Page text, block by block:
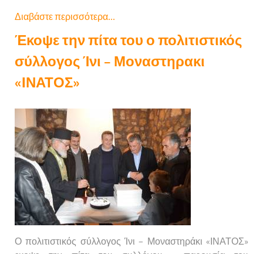
Διαβάστε περισσότερα...
Έκοψε την πίτα του ο πολιτιστικός
σύλλογος Ίνι – Μοναστηρακι
«ΙΝΑΤΟΣ»
Ο πολιτιστικός σύλλογος Ίνι – Μοναστηράκι «ΙΝΑΤΟΣ»